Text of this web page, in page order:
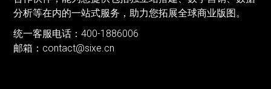
分析等在内的一站式服务，助力您拓展全球商业版图。
统一客服电话：400-1886006
邮箱： contact@sixe.cn